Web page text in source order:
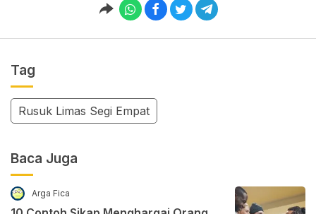
Tag
Rusuk Limas Segi Empat
Baca Juga
Arga Fica